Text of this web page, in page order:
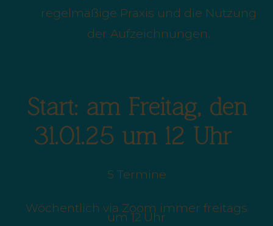
regelmäßige Praxis und die Nutzung
der Aufzeichnungen.
Start: am Freitag, den
31.01.25 um 12 Uhr
5 Termine
Wöchentlich via Zoom immer freitags
um 12 Uhr